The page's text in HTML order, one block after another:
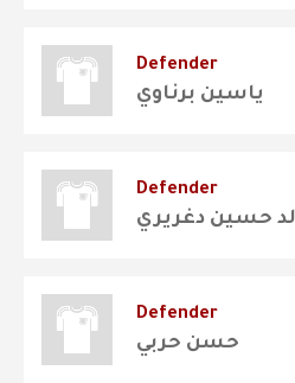
Defender
ياسين برناوي
Defender
حسين دغريري
Defender
حسن حربي